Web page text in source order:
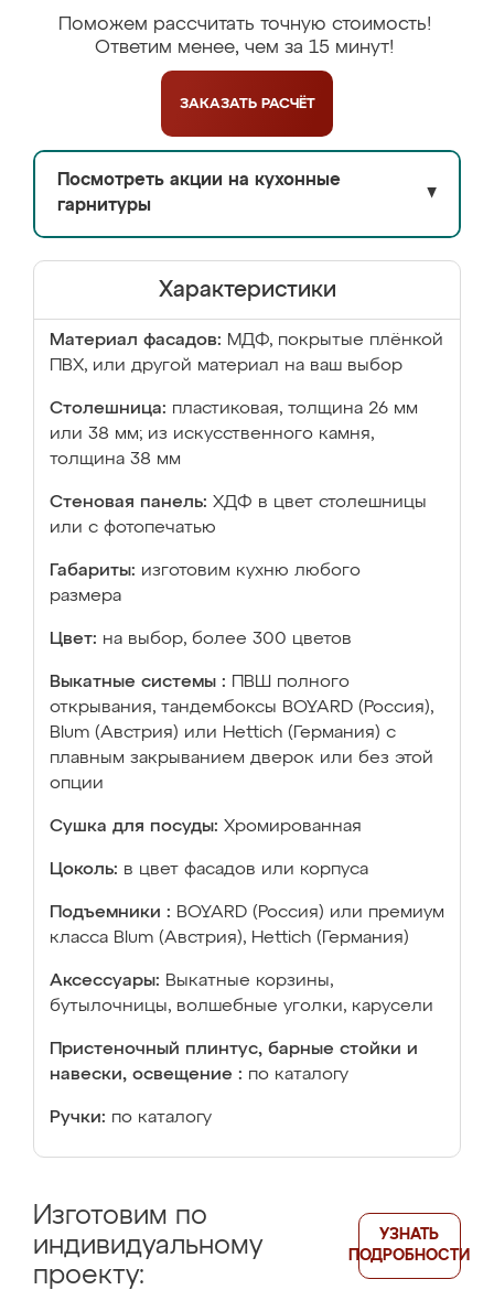
Поможем рассчитать точную стоимость!
Ответим менее, чем за 15 минут!
ЗАКАЗАТЬ РАСЧЁТ
Посмотреть акции на кухонные
гарнитуры
▼
Характеристики
Материал фасадов: МДФ, покрытые плёнкой
ПВХ, или другой материал на ваш выбор
Столешница: пластиковая, толщина 26 мм
или 38 мм; из искусственного камня,
толщина 38 мм
Стеновая панель: ХДФ в цвет столешницы
или с фотопечатью
Габариты: изготовим кухню любого
размера
Цвет: на выбор, более 300 цветов
Выкатные системы :
ПВШ полного
открывания, тандембоксы BOYARD (Россия),
Blum (Австрия) или Hettich (Германия) с
плавным закрыванием дверок или без этой
опции
Сушка для посуды: Хромированная
Цоколь: в цвет фасадов или корпуса
Подъемники : BOYARD (Россия) или премиум
класса Blum (Австрия), Hettich (Германия)
Аксессуары: Выкатные корзины,
бутылочницы, волшебные уголки, карусели
Пристеночный плинтус, барные стойки и
навески, освещение : по каталогу
Ручки: по каталогу
Изготовим по
индивидуальному
проекту:
УЗНАТЬ
ПОДРОБНОСТИ